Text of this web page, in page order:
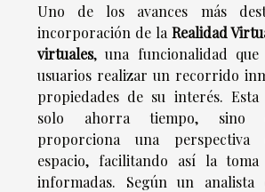
Uno de los avances más
incorporación de la Realidad
virtuales, una funcionalidad
usuarios realizar un recorrido
propiedades de su interés.
solo ahorra tiempo, sino
proporciona una perspectiva
espacio, facilitando así la toma
informadas. Según un analista